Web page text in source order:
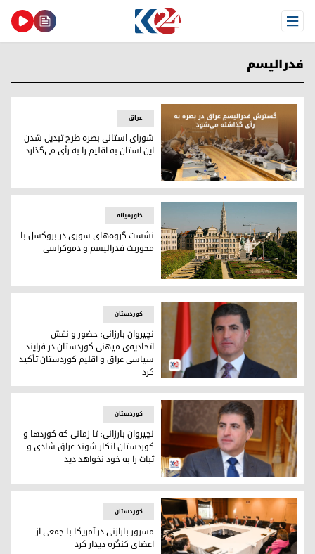
Open Menu
فدرالیسم
شورای استانی بصره طرح تبدیل شدن این استان به اقلیم را بە
عراق
شورای استانی بصره طرح تبدیل شدن
این استان به اقلیم را بە رأی می‌گذارد
نشست گروه‌های سوری در بروکسل با محوریت فدرالیسم و
خاورمیانه
نشست گروه‌های سوری در بروکسل با
محوریت فدرالیسم و دموکراسی
نچیروان بارزانی، رئیس اقلیم کوردستان
کوردستان
نچیروان بارزانی: حضور و نقش
اتحادیه‌ی میهنی کوردستان در فرایند
سیاسی عراق و اقلیم کوردستان تأکید
کرد
نچیروان بارزانی، رئیس اقلیم کوردستان
کوردستان
نچیروان بارزانی: تا‌ زمانی که کوردها و
کوردستان انکار شوند عراق شادی و
ثبات را به خود نخواهد دید
کوردستان
مسرور بارازنی در آمریکا با جمعی از
اعضای کنگره دیدار کرد